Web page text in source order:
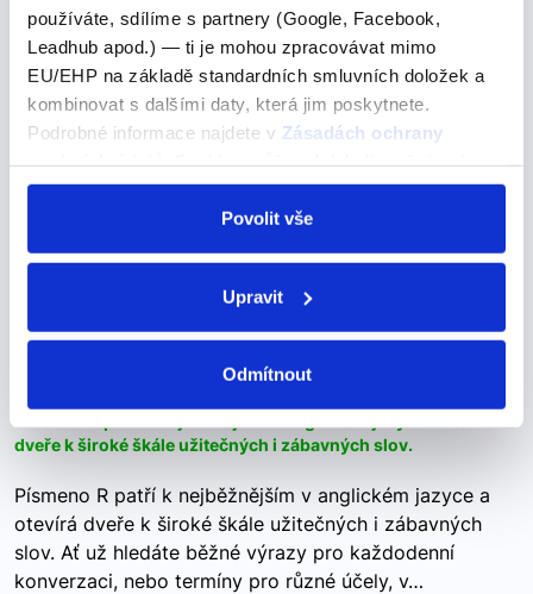
používáte, sdílíme s partnery (Google, Facebook,
Leadhub apod.) — ti je mohou zpracovávat mimo
EU/EHP na základě standardních smluvních doložek a
kombinovat s dalšími daty, která jim poskytnete.
Podrobné informace najdete v Zásadách ochrany
odvolat v nastavení cookies, případně se obrátit na
Povolit vše
Upravit
Odmítnout
Oh I have to make sure I have everything on me.
Ou, musím se ujistit, že mám vše u sebe.
Make Sure - Ujistit se Význam: "Make sure" je frázové
zajistit, že je něco pravda. Tento výraz vyjadřuje
potřebu potvrzení nebo kontroly nějaké…
dveře k široké škále užitečných i zábavných slov.
Písmeno R patří k nejběžnějším v anglickém jazyce a
otevírá dveře k široké škále užitečných i zábavných
slov. Ať už hledáte běžné výrazy pro každodenní
konverzaci, nebo termíny pro různé účely, v…